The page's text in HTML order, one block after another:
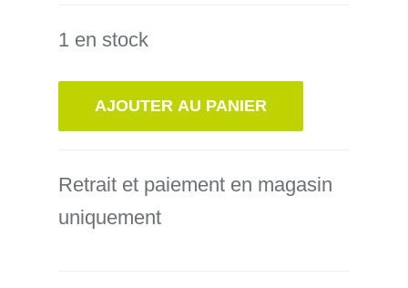
était :
est :
1 en stock
AJOUTER AU PANIER
Retrait et paiement en magasin
uniquement